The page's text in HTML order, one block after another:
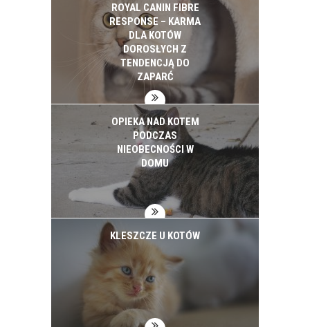
ROYAL CANIN FIBRE
RESPONSE – KARMA
DLA KOTÓW
DOROSŁYCH Z
TENDENCJĄ DO
ZAPARĆ
OPIEKA NAD KOTEM
PODCZAS
NIEOBECNOŚCI W
DOMU
KLESZCZE U KOTÓW